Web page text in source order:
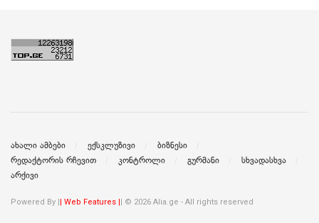
ახალი ამბები ექსკლუზივი
ბიზნესი
რედაქტორის რჩევით
კონტროლი გურმანი
სხვადასხვა
არქივი
Powered By || Web Features || © 2026 Alia.ge - All rights reserved